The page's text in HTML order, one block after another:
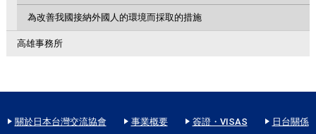
為改善我國接納外國人的環境而採取的措施
高雄事務所
關於日本台灣交流協會 事業概要 簽證・VISAS 日台關係